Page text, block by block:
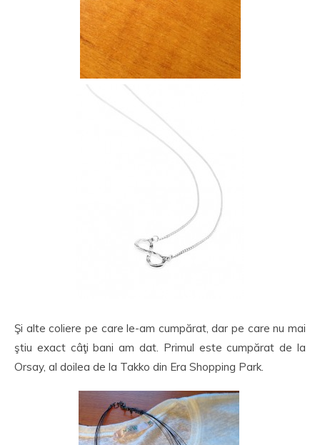
Şi alte coliere pe care le-am cumpărat, dar pe care nu mai
ştiu exact câţi bani am dat. Primul este cumpărat de la
Orsay, al doilea de la Takko din Era Shopping Park.